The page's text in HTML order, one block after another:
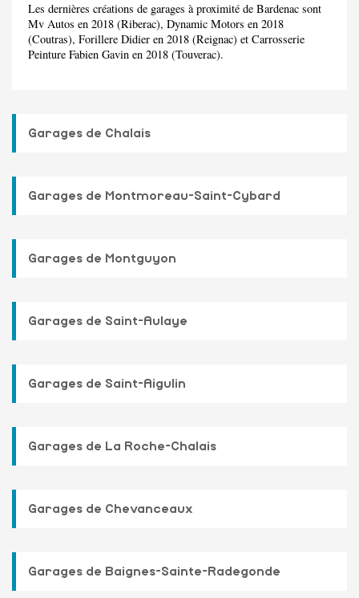
Les dernières créations de garages à proximité de Bardenac sont
Mv Autos en 2018 (Riberac), Dynamic Motors en 2018
(Coutras), Forillere Didier en 2018 (Reignac) et Carrosserie
Peinture Fabien Gavin en 2018 (Touverac).
Garages de Chalais
Garages de Montmoreau-Saint-Cybard
Garages de Montguyon
Garages de Saint-Aulaye
Garages de Saint-Aigulin
Garages de La Roche-Chalais
Garages de Chevanceaux
Garages de Baignes-Sainte-Radegonde